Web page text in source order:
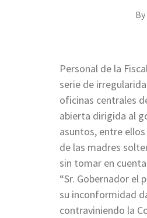
By
Personal de la
serie de
oficinas centrales
abierta dirigida al
asuntos, entre
de las madres
sin tomar en
“Sr. Gobernador el
su inconformidad
contraviniendo la